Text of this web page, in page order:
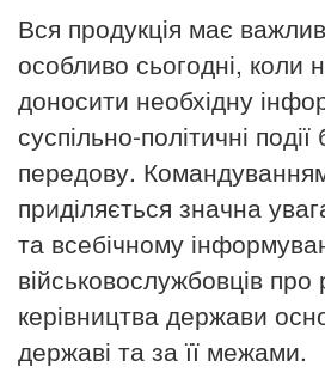
Вся продукція має
особливо сьогодні, коли
доносити необхідну
суспільно-політичні
передову.
приділяється значна
та всебічному
військовослужбовців про
керівництва держави
державі та за її межами.